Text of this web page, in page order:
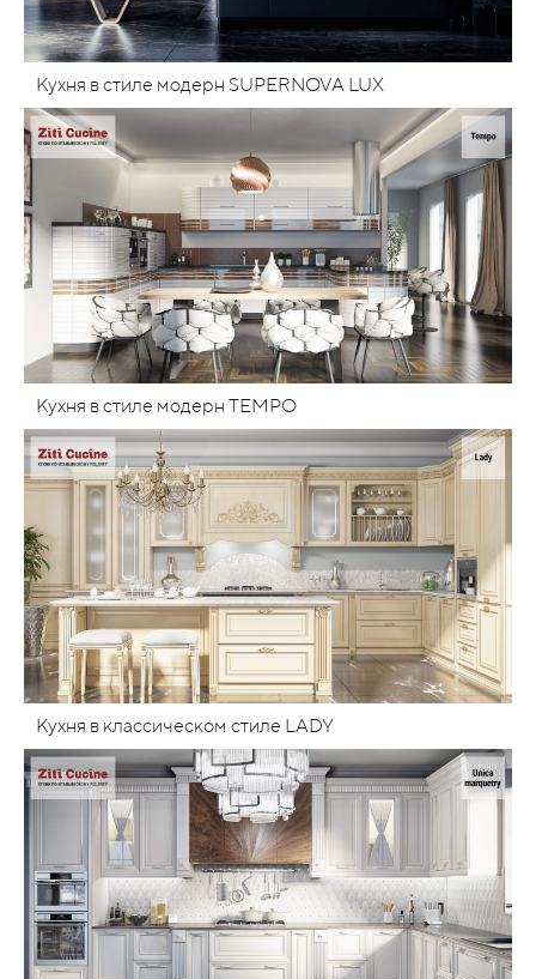
Кухня в стиле модерн SUPERNOVA LUX
Кухня в стиле модерн TEMPO
Кухня в классическом стиле LADY